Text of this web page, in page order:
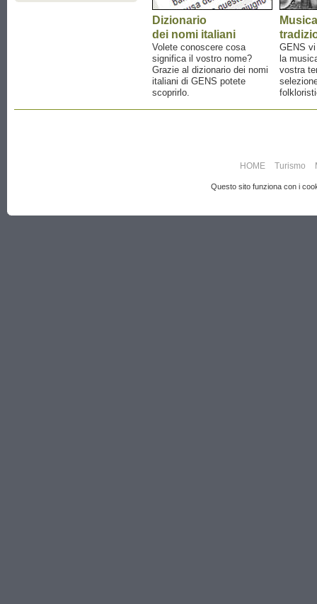
Dizionario
dei nomi italiani
Volete conoscere cosa
significa il vostro nome?
Grazie al dizionario dei nomi
italiani di GENS potete
scoprirlo.
Musica
GENS
la
vostra
HOME Turismo
Questo sito funziona con i